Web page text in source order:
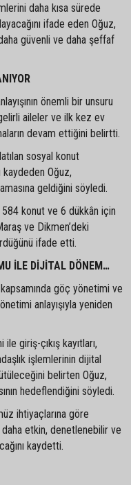
daha kısa sürede
ifade eden Oğuz,
güvenli ve daha şeffaf
önemli bir unsuru
aileler ve ilk kez ev
devam ettiğini belirtti.
sosyal konut
kaydeden Oğuz,
geldiğini söyledi.
konut ve 6 dükkân için
ve Dikmen’deki
ifade etti.
İLE DİJİTAL DÖNEM…
göç yönetimi ve
anlayışıyla yeniden
giriş-çıkış kayıtları,
işlemlerinin dijital
belirten Oğuz,
hedeflendiğini söyledi.
ihtiyaçlarına göre
daha etkin, denetlenebilir ve
kaydetti.